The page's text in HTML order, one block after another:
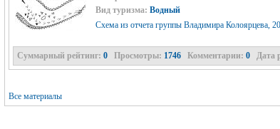
Вид туризма: Водный
Схема из отчета группы Владимира Колоярцева,
Суммарный рейтинг: 0 Просмотры: 1746 Комментарии: 0 Дата
Все материалы